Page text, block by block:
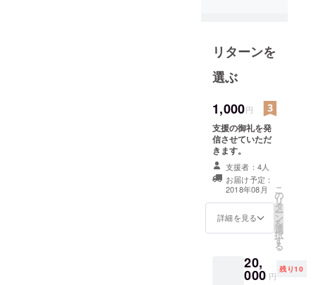
年（昭和２
６年）３月
１５日に発
足し、同年
７月全国で
１１番目の
青年会議所
として日本
青年会議所
に加入しま
した。以来
６０年以上
に渡り、我
台"のために
リターンを
選ぶ
1,000円
支援の御礼を発
信させていただ
きます。
支援者：4人
お届け予定：
2018年08月
詳細を見る
こ
の
リ
タ
ー
ン
を
選
択
す
る
20,
000 円
残り10